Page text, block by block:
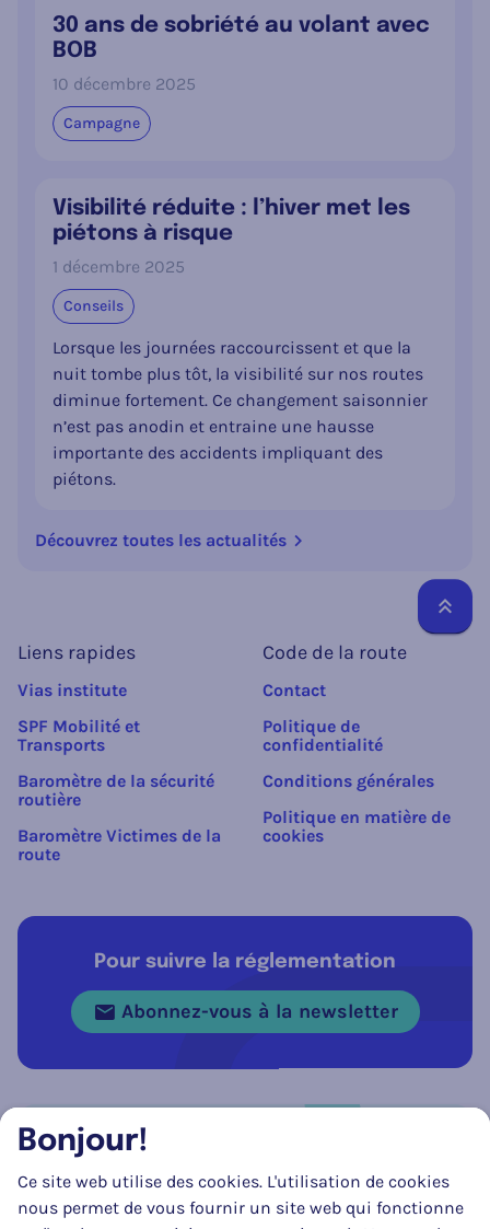
30 ans de sobriété au volant avec
BOB
10 décembre 2025
Campagne
Visibilité réduite : l’hiver met les
piétons à risque
1 décembre 2025
Conseils
Lorsque les journées raccourcissent et que la
nuit tombe plus tôt, la visibilité sur nos routes
diminue fortement. Ce changement saisonnier
n’est pas anodin et entraine une hausse
importante des accidents impliquant des
piétons.
Découvrez toutes les actualités
Liens rapides
Vias institute
SPF Mobilité et
Transports
Baromètre de la sécurité
routière
Baromètre Victimes de la
route
Code de la route
Contact
Politique de
confidentialité
Conditions générales
Politique en matière de
cookies
Pour suivre la réglementation
Abonnez-vous à la newsletter
Suivez-nous sur
FacebookInstagramLinkedIn
Bonjour!
Ce site web utilise des cookies. L'utilisation de cookies
nous permet de vous fournir un site web qui fonctionne